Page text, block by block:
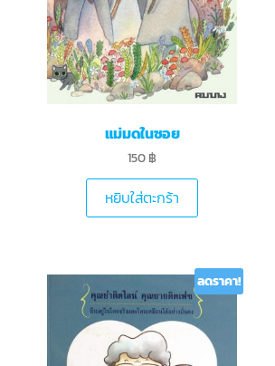
แม่มดในซอย
150 ฿
หยิบใส่ตะกร้า
ลดราคา!